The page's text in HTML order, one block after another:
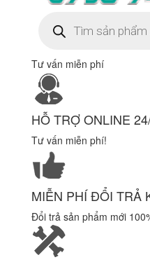
kiếm
sản
Tư vấn miễn phí
HỖ TRỢ ONLINE
Tư vấn miễn phí!
MIỄN PHÍ ĐỔI TRẢ
Đổi trả sản phẩm mới